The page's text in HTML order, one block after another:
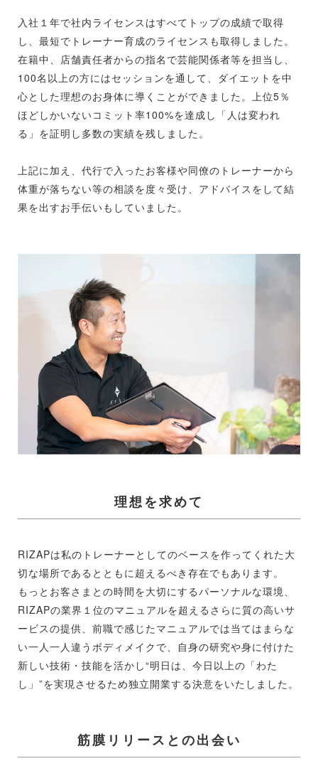
入社１年で社内ライセンスはすべてトップの成績で取得
し、最短でトレーナー育成のライセンスも取得しました。
在籍中、店舗責任者からの指名で芸能関係者等を担当し、
100名以上の方にはセッションを通して、ダイエットを中
心とした理想のお身体に導くことができました。上位5％
ほどしかいないコミット率100%を達成し「人は変われ
る」を証明し多数の実績を残しました。
上記に加え、代行で入ったお客様や同僚のトレーナーから
体重が落ちない等の相談を度々受け、アドバイスをして結
果を出すお手伝いもしていました。
理想を求めて
RIZAPは私のトレーナーとしてのベースを作ってくれた大
切な場所であるとともに超えるべき存在でもあります。
もっとお客さまとの時間を大切にするパーソナルな環境、
RIZAPの業界１位のマニュアルを超えるさらに質の高いサ
ービスの提供、前職で感じたマニュアルでは当てはまらな
い一人一人違うボディメイクで、自身の研究や身に付けた
新しい技術・技能を活かし“明日は、今日以上の「わた
し」”を実現させるため独立開業する決意をいたしました。
筋膜リリースとの出会い